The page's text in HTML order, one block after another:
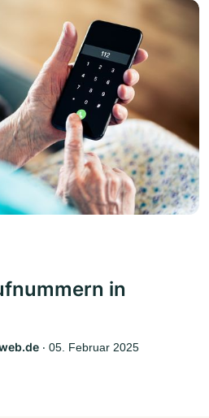
in
‧ 05. Februar 2025